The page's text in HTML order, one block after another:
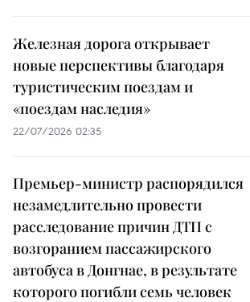
Железная дорога открывает
новые перспективы благодаря
туристическим поездам и
«поездам наследия»
22/07/2026 02:35
Премьер-министр распорядился
незамедлительно провести
расследование причин ДТП с
возгоранием пассажирского
автобуса в Донгнае, в результате
которого погибли семь человек